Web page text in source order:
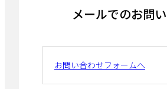
メールでのお問
お問い合わせフォームへ